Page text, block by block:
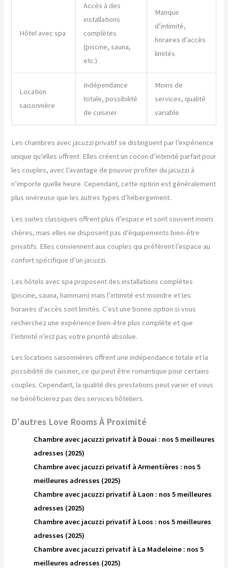
Hôtel avec spa
Accès à des
installations
complètes
(piscine, sauna,
etc.)
Manque
d’intimité,
horaires d’accès
limités
Location
saisonnière
Indépendance
totale, possibilité
de cuisiner
Moins de
services, qualité
variable
Les chambres avec jacuzzi privatif se distinguent par l’expérience
unique qu’elles offrent. Elles créent un cocon d’intimité parfait pour
les couples, avec l’avantage de pouvoir profiter du jacuzzi à
n’importe quelle heure. Cependant, cette option est généralement
plus onéreuse que les autres types d’hébergement.
Les suites classiques offrent plus d’espace et sont souvent moins
chères, mais elles ne disposent pas d’équipements bien-être
privatifs. Elles conviennent aux couples qui préfèrent l’espace au
confort spécifique d’un jacuzzi.
Les hôtels avec spa proposent des installations complètes
(piscine, sauna, hammam) mais l’intimité est moindre et les
horaires d’accès sont limités. C’est une bonne option si vous
recherchez une expérience bien-être plus complète et que
l’intimité n’est pas votre priorité absolue.
Les locations saisonnières offrent une indépendance totale et la
possibilité de cuisiner, ce qui peut être romantique pour certains
couples. Cependant, la qualité des prestations peut varier et vous
ne bénéficierez pas des services hôteliers.
D'autres Love Rooms À Proximité
Chambre avec jacuzzi privatif à Douai : nos 5 meilleures
adresses (2025)
Chambre avec jacuzzi privatif à Armentières : nos 5
meilleures adresses (2025)
Chambre avec jacuzzi privatif à Laon : nos 5 meilleures
adresses (2025)
Chambre avec jacuzzi privatif à Loos : nos 5 meilleures
adresses (2025)
Chambre avec jacuzzi privatif à La Madeleine : nos 5
meilleures adresses (2025)